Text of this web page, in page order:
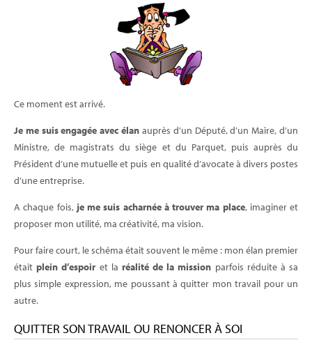
Ce moment est arrivé.
Je me suis engagée avec élan auprès d’un Député, d’un Maire, d’un
Ministre, de magistrats du siège et du Parquet, puis auprès du
Président d’une mutuelle et puis en qualité d’avocate à divers postes
d’une entreprise.
A chaque fois, je me suis acharnée à trouver ma place, imaginer et
proposer mon utilité, ma créativité, ma vision.
Pour faire court, le schéma était souvent le même : mon élan premier
étaitplein d’espoir et la réalité de la mission parfois réduite à sa
plus simple expression, me poussant à quitter mon travail pour un
autre.
QUITTER SON TRAVAIL OU RENONCER À SOI